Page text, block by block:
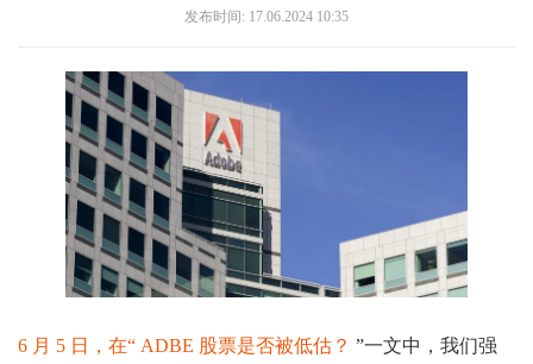
发布时间: 17.06.2024 10:35
6 月 5 日，在“ ADBE 股票是否被低估？ ”一文中，我们强